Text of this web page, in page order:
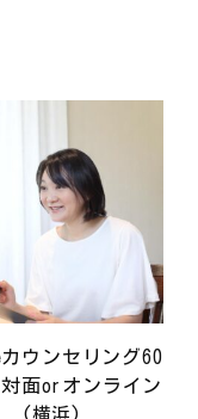
ウンセリング60
面orオンライン
(横浜)